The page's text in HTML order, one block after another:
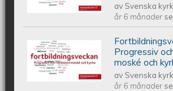
Progressiv och feminist
kyrka
av Svenska
år 6 månader
Fortbildningsveckan
Progressiv och feminist
Progressiv
moské och
av Svenska
år 6 månader